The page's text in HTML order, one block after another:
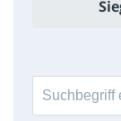
Suche
nach: